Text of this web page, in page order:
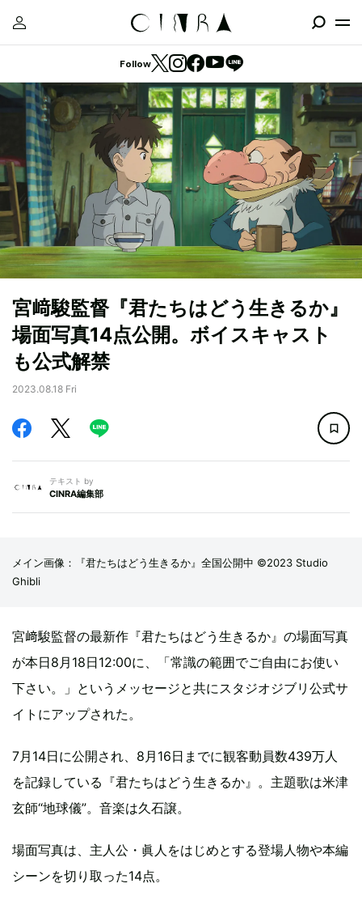
Follow
宮﨑駿監督『君たちはどう生きるか』
場面写真14点公開。ボイスキャスト
も公式解禁
2023.08.18 Fri
テキスト by
CINRA編集部
メイン画像：『君たちはどう生きるか』全国公開中 ©2023 Studio
Ghibli
宮﨑駿監督の最新作『君たちはどう生きるか』の場面写真
が本日8月18日12:00に、「常識の範囲でご自由にお使い
下さい。」というメッセージと共にスタジオジブリ公式サ
イトにアップされた。
7月14日に公開され、8月16日までに観客動員数439万人
を記録している『君たちはどう生きるか』。主題歌は米津
玄師“地球儀”。音楽は久石譲。
場面写真は、主人公・眞人をはじめとする登場人物や本編
シーンを切り取った14点。